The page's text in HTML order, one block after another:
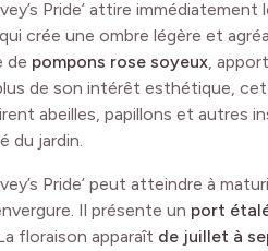
Pride’ attire
crée une ombre légère et
de pompons rose soyeux,
de son intérêt esthétique,
abeilles, papillons et autres
du jardin.
Pride’ peut atteindre à
Il présente un port
floraison apparaît de juillet à